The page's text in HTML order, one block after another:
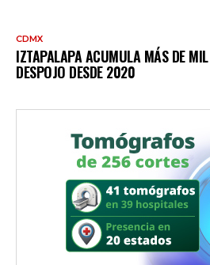
CDMX
IZTAPALAPA ACUMULA MÁS DE
DESPOJO DESDE 2020